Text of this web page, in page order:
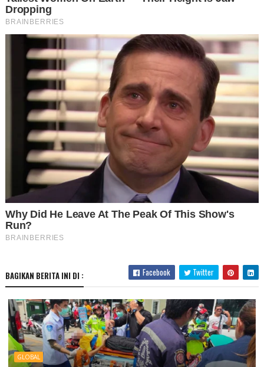
BAGIKAN BERITA INI DI : Facebook Twitter
GLOBAL